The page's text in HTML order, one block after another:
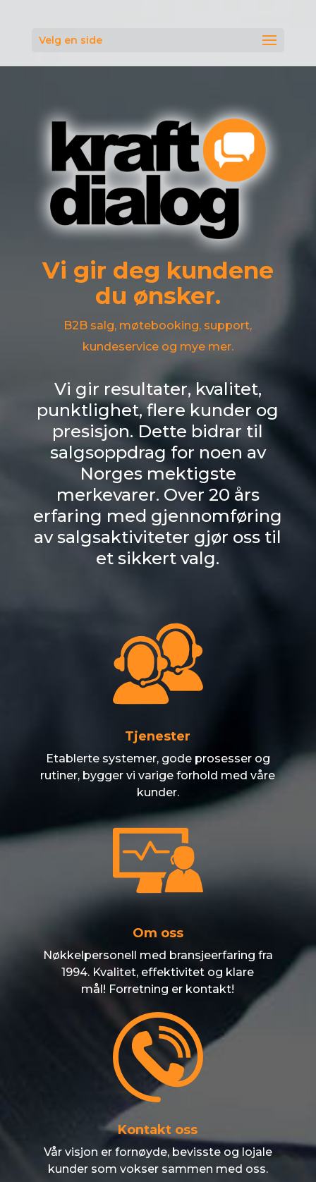
Velg en side
Vi gir deg kundene
du ønsker.
B2B salg, møtebooking, support,
kundeservice og mye mer.
Vi gir resultater, kvalitet,
punktlighet, flere kunder og
presisjon. Dette bidrar til
salgsoppdrag for noen av
Norges mektigste
merkevarer. Over 20 års
erfaring med gjennomføring
av salgsaktiviteter gjør oss til
et sikkert valg.
Tjenester
Etablerte systemer, gode prosesser og
rutiner, bygger vi varige forhold med våre
kunder.
Om oss
Nøkkelpersonell med bransjeerfaring fra
1994. Kvalitet, effektivitet og klare
mål! Forretning er kontakt!
Kontakt oss
Vår visjon er fornøyde, bevisste og lojale
kunder som vokser sammen med oss.